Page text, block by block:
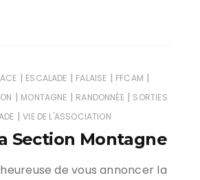
| ESCALADE | FALAISE | FFCAM |
| MONTAGNE | RANDONNÉE | SORTIES
| VIE DE L'ASSOCIATION
Section Montagne
heureuse de vous annoncer la